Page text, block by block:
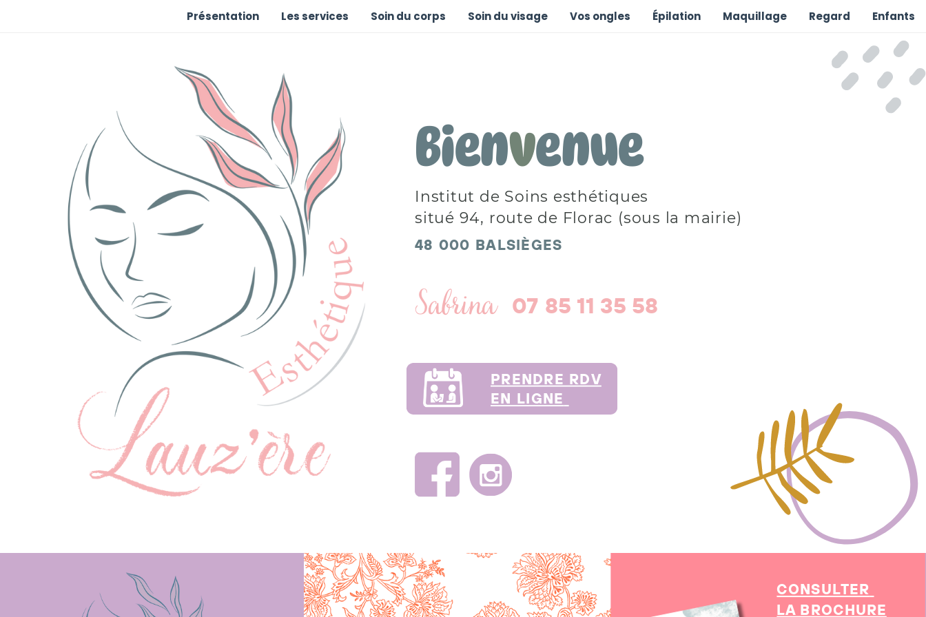
Présentation Les services Soin du corps Soin du visage Vos ongles Épilation Maquillage Regard Enfants
48 000 BALSIÈGES
Institut de Soins esthétiques
situé 94, route de Florac (sous la mairie)
Bienvenue
Sabrina 07 85 11 35 58
PRENDRE RDV
EN LIGNE
CONSULTER
LA BROCHURE